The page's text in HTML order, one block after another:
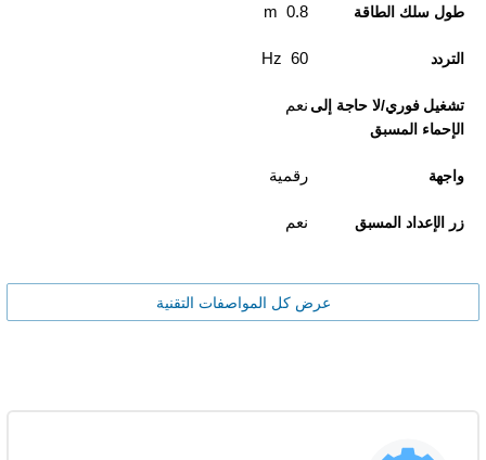
طول سلك الطاقة 0.8 m
التردد 60 Hz
تشغيل فوري/لا حاجة إلى
الإحماء المسبق
نعم
واجهة رقمية
زر الإعداد المسبق نعم
عرض كل المواصفات التقنية